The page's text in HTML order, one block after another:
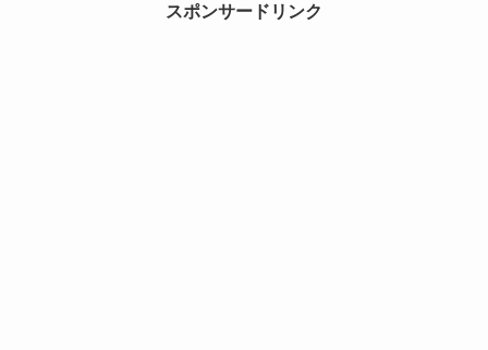
スポンサードリンク